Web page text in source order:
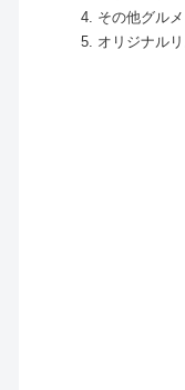
その他グルメ
オリジナル